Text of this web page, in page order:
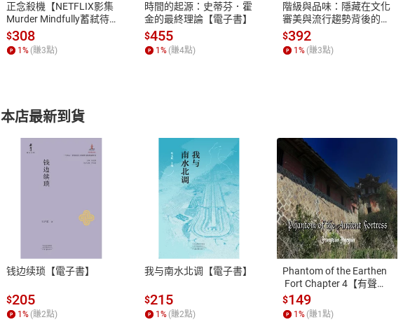
付款方式
ATM轉帳、信用卡、LINE PAY、AFTEE
退換貨規範
本店是否提供消費者保護法七日猶
之權利，遽消費者保護法及通訊交
除權合理例外情事適用準則，依商
質各有不同規定。詳細退換貨說明
照各商品說明。
正念殺機【NETFLIX影集
Murder Mindfully蓄弒待
發】【電子書】
$308
1% (賺3點)
時間的起源：史蒂芬．霍
金的最終理論【電子書】
$455
1% (賺4點)
階級與品味：隱藏在文化
審美與流行趨勢背後的地
位渴望【電子書】
$392
1% (賺3點)
本店最新到貨
钱边续琐【電子書】
$205
1 % (賺2點)
我与南水北调【電子書】
$215
1 % (賺2點)
Phantom of the Earthen
Fort Chapter 4【有聲
書】
$149
1 % (賺1 點)